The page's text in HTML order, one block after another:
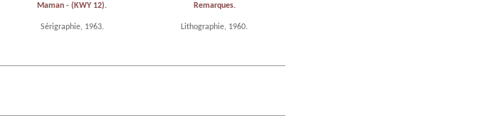
Maman - (KWY 12).
Sérigraphie, 1963.
Remarques.
Lithographie, 1960.